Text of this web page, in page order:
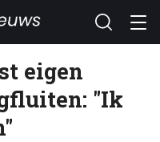
eigen
"Ik